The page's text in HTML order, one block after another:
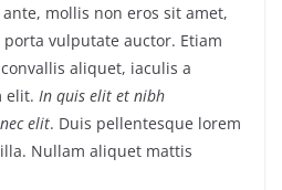
mollis non eros sit amet,
vulputate auctor. Etiam
aliquet, iaculis a
elit. In quis elit et nibh
elit. Duis pellentesque lorem
Nullam aliquet mattis